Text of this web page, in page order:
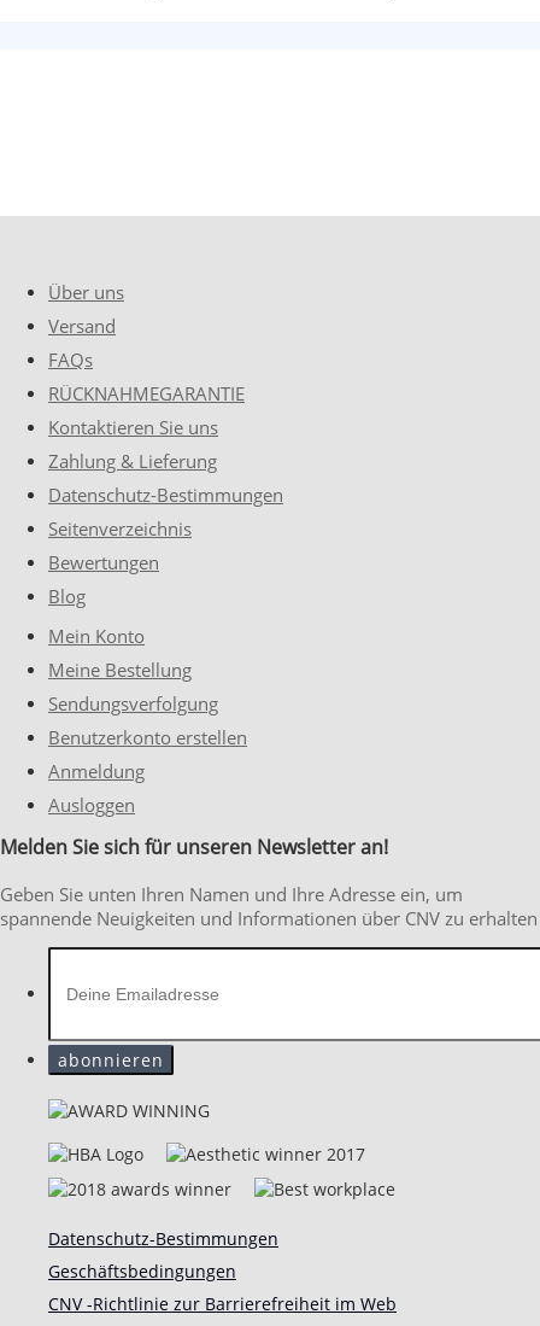
Über uns
Versand
FAQs
RÜCKNAHMEGARANTIE
Kontaktieren Sie uns
Zahlung & Lieferung
Datenschutz-Bestimmungen
Seitenverzeichnis
Bewertungen
Blog
Mein Konto
Meine Bestellung
Sendungsverfolgung
Benutzerkonto erstellen
Anmeldung
Ausloggen
Melden Sie sich für unseren Newsletter an!
Geben Sie unten Ihren Namen und Ihre Adresse ein, um
spannende Neuigkeiten und Informationen über CNV zu erhalten
Datenschutz-Bestimmungen
Geschäftsbedingungen
CNV -Richtlinie zur Barrierefreiheit im Web